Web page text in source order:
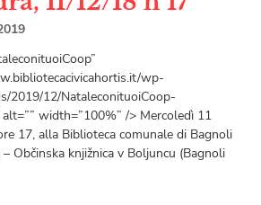
wp-
2019/12/NataleconituoiCoop-
width=”100%” /> Mercoledì 11
17, alla Biblioteca comunale di Bagnoli
Občinska knjižnica v Boljuncu (Bagnoli